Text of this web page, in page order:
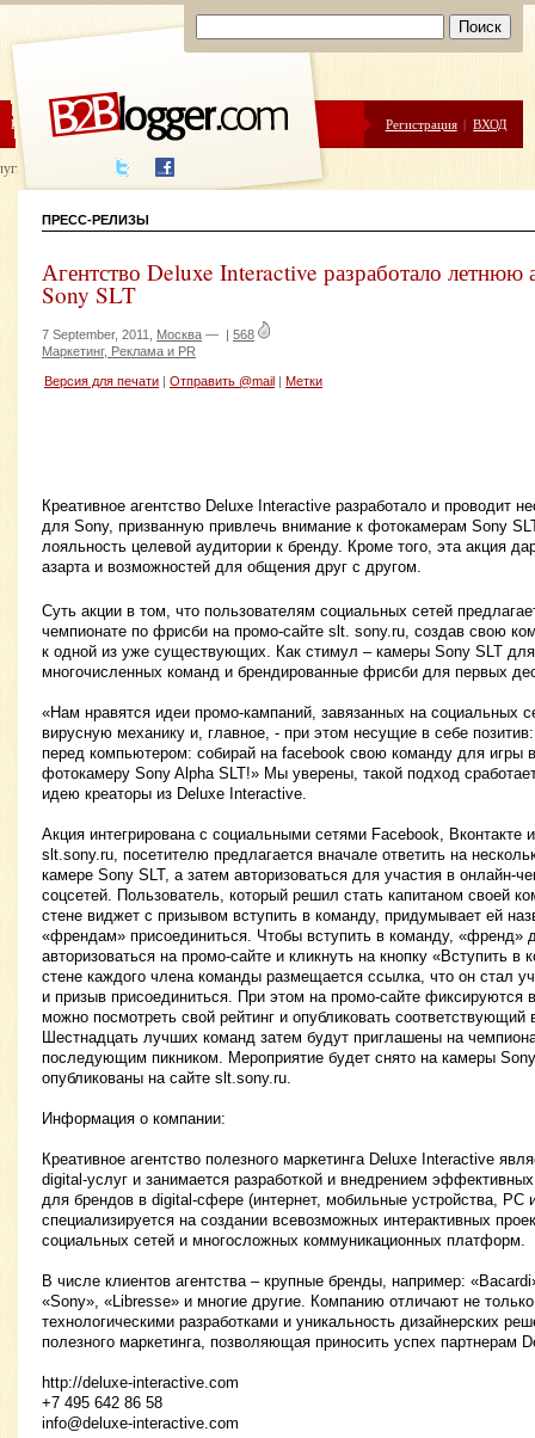
ЦЕНЫ ПОМОЩЬ Регистрация | ВХОД
написания
ПРЕСС-РЕЛИЗЫ
Агентство Deluxe Interactive разработало
Sony SLT
7 September, 2011, Москва — | 568
Маркетинг, Реклама и PR
Версия для печати Отправить @mail Метки
Креативное агентство Deluxe Interactive разработало и проводит
для Sony, призванную привлечь внимание к фотокамерам Sony
лояльность целевой аудитории к бренду. Кроме того, эта акция
азарта и возможностей для общения друг с другом.
Суть акции в том, что пользователям социальных сетей
чемпионате по фрисби на промо-сайте slt. sony.ru, создав свою
к одной из уже существующих. Как стимул – камеры Sony SLT
многочисленных команд и брендированные фрисби для первых
«Нам нравятся идеи промо-кампаний, завязанных на социальных
вирусную механику и, главное, - при этом несущие в себе
перед компьютером: собирай на facebook свою команду для игры
фотокамеру Sony Alpha SLT!» Мы уверены, такой подход
идею креаторы из Deluxe Interactive.
Акция интегрирована с социальными сетями Facebook, Вконтакте
slt.sony.ru, посетителю предлагается вначале ответить на
камере Sony SLT, а затем авторизоваться для участия в онлайн-
соцсетей. Пользователь, который решил стать капитаном своей
стене виджет с призывом вступить в команду, придумывает ей
«френдам» присоединиться. Чтобы вступить в команду, «френд»
авторизоваться на промо-сайте и кликнуть на кнопку «Вступить в
стене каждого члена команды размещается ссылка, что он стал
и призыв присоединиться. При этом на промо-сайте фиксируются
можно посмотреть свой рейтинг и опубликовать соответствующий
Шестнадцать лучших команд затем будут приглашены на
последующим пикником. Мероприятие будет снято на камеры
опубликованы на сайте slt.sony.ru.
Информация о компании:
Креативное агентство полезного маркетинга Deluxe Interactive
digital-услуг и занимается разработкой и внедрением
для брендов в digital-сфере (интернет, мобильные устройства, PC
специализируется на создании всевозможных интерактивных
социальных сетей и многосложных коммуникационных платформ.
В числе клиентов агентства – крупные бренды, например:
«Sony», «Libresse» и многие другие. Компанию отличают не
технологическими разработками и уникальность дизайнерских
полезного маркетинга, позволяющая приносить успех партнерам
http://deluxe-interactive.com
+7 495 642 86 58
info@deluxe-interactive.com